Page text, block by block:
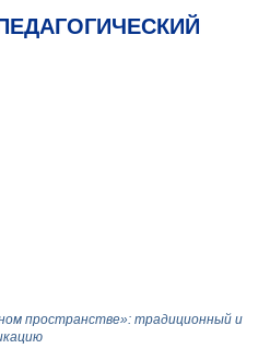
пространстве»: традиционный и